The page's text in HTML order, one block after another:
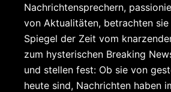
Nachrichtensprechern,
von Aktualitäten, betrachten
Spiegel der Zeit vom
zum hysterischen Breaking
und stellen fest: Ob sie von
heute sind, Nachrichten haben